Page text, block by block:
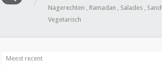
Nagerechten , Ramadan , Salades ,
Vegetarisch
Meest recent